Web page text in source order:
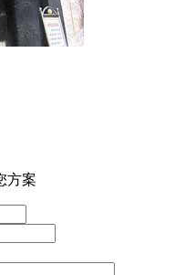
方案